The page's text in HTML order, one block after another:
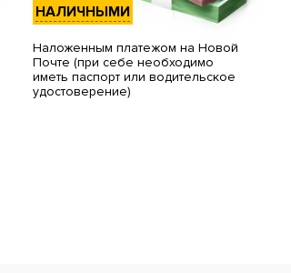
НАЛИЧНЫМИ
Наложенным платежом на Новой
Почте (при себе необходимо
иметь паспорт или водительское
удостоверение)